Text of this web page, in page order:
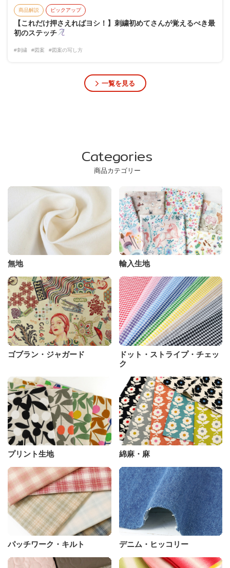
商品解説 ピックアップ
【これだけ押さえればヨシ！】刺繍初めてさんが覚えるべき最
初のステッチ
#刺繍 #図案 #図案の写し方
一覧を見る
Categories
商品カテゴリー
無地 輸入生地
ゴブラン・ジャガード
ドット・ストライプ・チェッ
ク
プリント生地 綿麻・麻
パッチワーク・キルト デニム・ヒッコリー